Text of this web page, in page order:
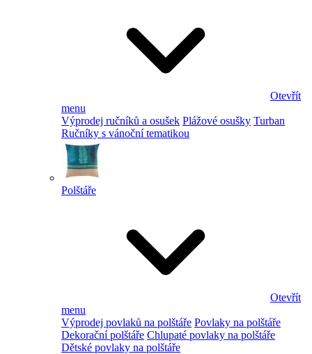
Otevřít
menu
Výprodej ručníků a osušek Plážové osušky Turban
Ručníky s vánoční tematikou
Polštáře
Otevřít
menu
Výprodej povlaků na polštáře Povlaky na polštáře
Dekorační polštáře Chlupaté povlaky na polštáře
Dětské povlaky na polštáře